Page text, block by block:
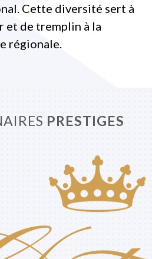
Cette diversité sert à
et de tremplin à la
régionale.
PRESTIGES